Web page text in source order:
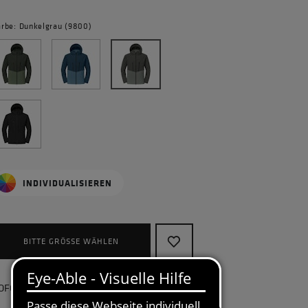
Dunkelgrau (9800)
INDIVIDUALISIEREN
BITTE GRÖSSE WÄHLEN
lieferbar, kostenlose Retoure